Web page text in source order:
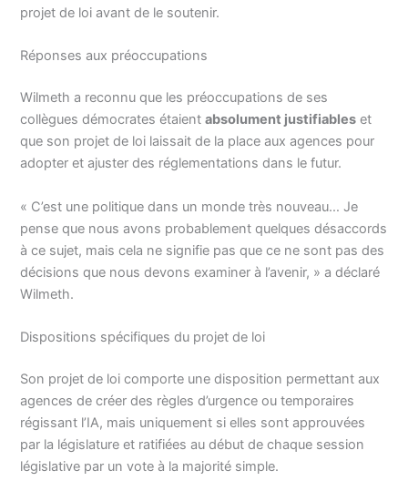
projet de loi avant de le soutenir.
Réponses aux préoccupations
Wilmeth a reconnu que les préoccupations de ses
collègues démocrates étaientabsolument justifiables et
que son projet de loi laissait de la place aux agences pour
adopter et ajuster des réglementations dans le futur.
« C’est une politique dans un monde très nouveau… Je
pense que nous avons probablement quelques désaccords
à ce sujet, mais cela ne signifie pas que ce ne sont pas des
décisions que nous devons examiner à l’avenir, » a déclaré
Wilmeth.
Dispositions spécifiques du projet de loi
Son projet de loi comporte une disposition permettant aux
agences de créer des règles d’urgence ou temporaires
régissant l’IA, mais uniquement si elles sont approuvées
par la législature et ratifiées au début de chaque session
législative par un vote à la majorité simple.